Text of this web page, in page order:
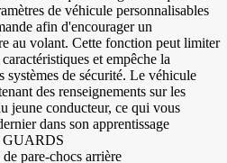
de véhicule personnalisables
afin d'encourager un
au volant. Cette fonction peut limiter
et empêche la
systèmes de sécurité. Le véhicule
des renseignements sur les
jeune conducteur, ce qui vous
dans son apprentissage
pare-chocs arrière